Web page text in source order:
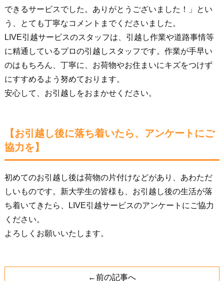
できるサービスでした。ありがとうございました！」とい
う、とても丁寧なコメントまでくださいました。
LIVE引越サービスのスタッフは、引越し作業や道路事情等
に精通しているプロの引越しスタッフです。作業が手早い
のはもちろん、丁寧に、お荷物やお住まいにキズをつけず
にすすめるよう努めております。
安心して、お引越しをおまかせください。
【お引越し後に落ち着いたら、アンケートにご
協力を】
初めてのお引越し後は荷物の片付けなどがあり、あわただ
しいものです。新大学生の皆様も、お引越し後の生活が落
ち着いてきたら、LIVE引越サービスのアンケートにご協力
ください。
よろしくお願いいたします。
←前の記事へ